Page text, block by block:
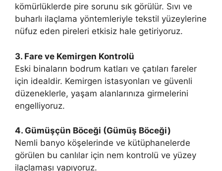
kömürlüklerde pire sorunu sık görülür. Sıvı ve
buharlı ilaçlama yöntemleriyle tekstil yüzeylerine
nüfuz eden pireleri etkisiz hale getiriyoruz.
3. Fare ve Kemirgen Kontrolü
Eski binaların bodrum katları ve çatıları fareler
için idealdir. Kemirgen istasyonları ve güvenli
düzeneklerle, yaşam alanlarınıza girmelerini
engelliyoruz.
4. Gümüşçün Böceği (Gümüş Böceği)
Nemli banyo köşelerinde ve kütüphanelerde
görülen bu canlılar için nem kontrolü ve yüzey
ilaçlaması yapıyoruz.